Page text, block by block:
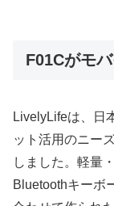
F01Cがモ
LivelyLifeは、日
ット活用のニー
しました。軽量
Bluetoothキーボ